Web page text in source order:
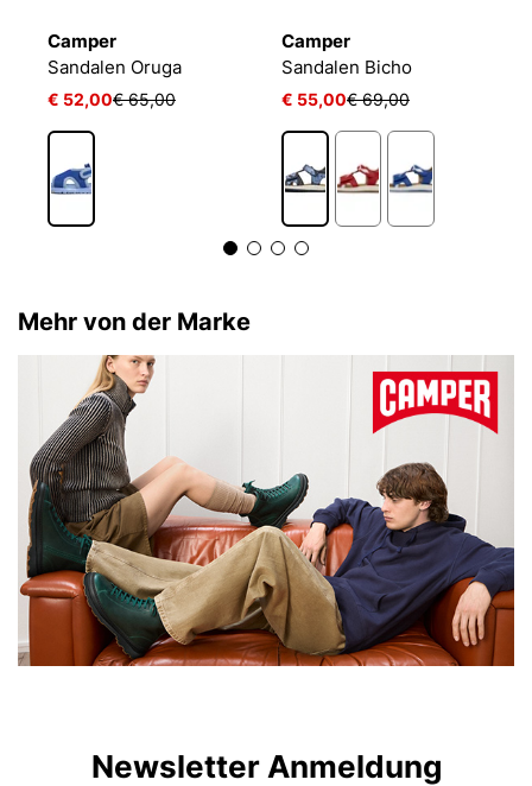
Camper
Sandalen Oruga
€ 52,00€ 65,00
Camper
Sandalen Bicho
€ 55,00€ 69,00
Mehr von der Marke
Newsletter Anmeldung